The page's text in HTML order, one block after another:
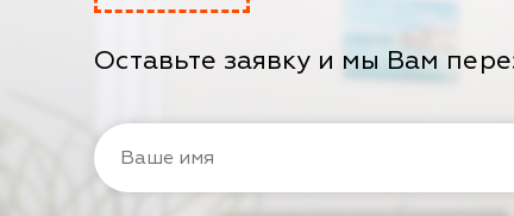
Оставьте заявку и мы Вам